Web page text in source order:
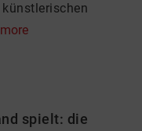
spielt: die